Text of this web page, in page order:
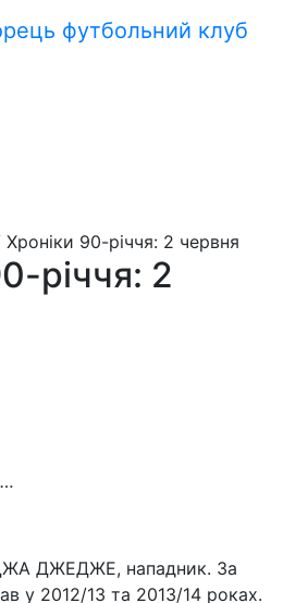
футбольний клуб
Хроніки 90-річчя: 2 червня
річчя: 2
ДЖЕДЖЕ, нападник. За
у 2012/13 та 2013/14 роках.